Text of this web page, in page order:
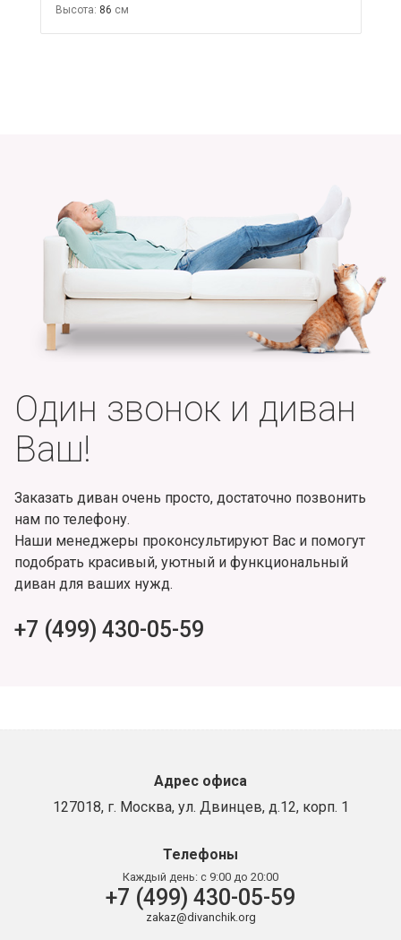
Высота: 86
Один звонок и диван
Ваш!
Заказать диван очень просто, достаточно позвонить
нам по телефону.
Наши менеджеры проконсультируют Вас и помогут
подобрать красивый, уютный и функциональный
диван для ваших нужд.
+7 (499) 430-05-59
Адрес офиса
127018, г. Москва, ул. Двинцев, д.12, корп. 1
Телефоны
Каждый день: с 9:00 до 20:00
+7 (499) 430-05-59
zakaz@divanchik.org